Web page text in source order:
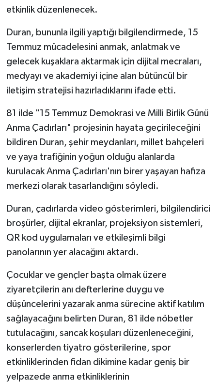
etkinlik düzenlenecek.
Duran, bununla ilgili yaptığı bilgilendirmede, 15
Temmuz mücadelesini anmak, anlatmak ve
gelecek kuşaklara aktarmak için dijital mecraları,
medyayı ve akademiyi içine alan bütüncül bir
iletişim stratejisi hazırladıklarını ifade etti.
81 ilde "15 Temmuz Demokrasi ve Milli Birlik Günü
Anma Çadırları" projesinin hayata geçirileceğini
bildiren Duran, şehir meydanları, millet bahçeleri
ve yaya trafiğinin yoğun olduğu alanlarda
kurulacak Anma Çadırları'nın birer yaşayan hafıza
merkezi olarak tasarlandığını söyledi.
Duran, çadırlarda video gösterimleri, bilgilendirici
broşürler, dijital ekranlar, projeksiyon sistemleri,
QR kod uygulamaları ve etkileşimli bilgi
panolarının yer alacağını aktardı.
Çocuklar ve gençler başta olmak üzere
ziyaretçilerin anı defterlerine duygu ve
düşüncelerini yazarak anma sürecine aktif katılım
sağlayacağını belirten Duran, 81 ilde nöbetler
tutulacağını, sancak koşuları düzenleneceğini,
konserlerden tiyatro gösterilerine, spor
etkinliklerinden fidan dikimine kadar geniş bir
yelpazede anma etkinliklerinin